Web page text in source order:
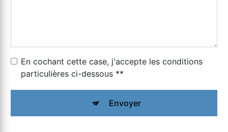
En cochant cette case, j'accepte les conditions
particulières ci-dessous **
Envoyer